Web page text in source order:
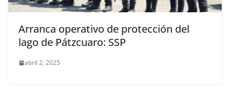
Arranca operativo de protección del
lago de Pátzcuaro: SSP
abril 2, 2025